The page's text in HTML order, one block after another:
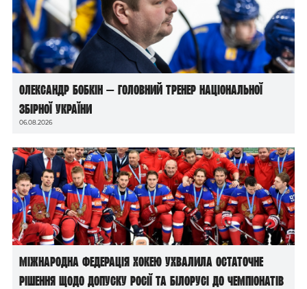
Олександр Бобкін — головний тренер національної
збірної України
06.08.2026
Міжнародна федерація хокею ухвалила остаточне
рішення щодо допуску росії та білорусі до чемпіонатів